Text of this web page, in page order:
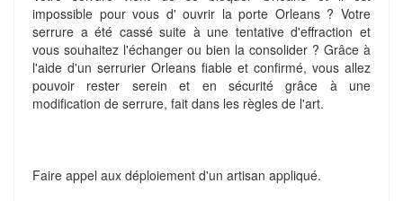
impossible pour vous d' ouvrir la porte Orleans ? Votre
serrure a été cassé suite à une tentative d'effraction et
vous souhaitez l'échanger ou bien la consolider ? Grâce à
l'aide d'un serrurier Orleans fiable et confirmé, vous allez
pouvoir rester serein et en sécurité grâce à une
modification de serrure, fait dans les règles de l'art.
Faire appel aux déploiement d'un artisan appliqué.